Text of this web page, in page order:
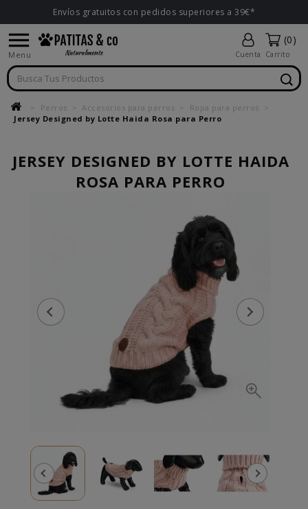
Envíos gratuitos con pedidos superiores a 39€*

Menu Cuenta
(0)
Carrito
Perros Accesorios para perros
Ropa para perros
Jersey Designed by Lotte Haida Rosa para Perro
JERSEY DESIGNED BY LOTTE HAIDA
ROSA PARA PERRO